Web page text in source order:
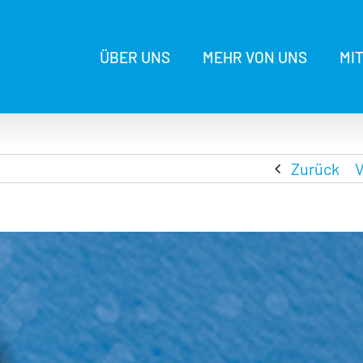
ÜBER UNS MEHR VON UNS
Zurück